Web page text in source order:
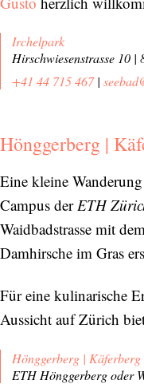
Irchelpark
Hirschwiesenstrasse 10 |
+41 44 715 467|
Hönggerberg |
Eine kleine
Campus derETH
Waidbadstrasse mit
Damhirsche im Gras
Für eine kulinarische
Aussicht auf Zürich
Hönggerberg | Käferberg
ETH Hönggerberg oder